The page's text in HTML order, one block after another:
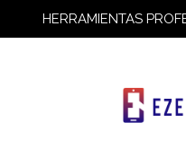
HERRAMIENTAS